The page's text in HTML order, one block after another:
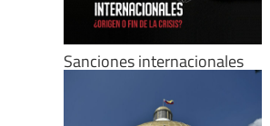
Sanciones internacionales